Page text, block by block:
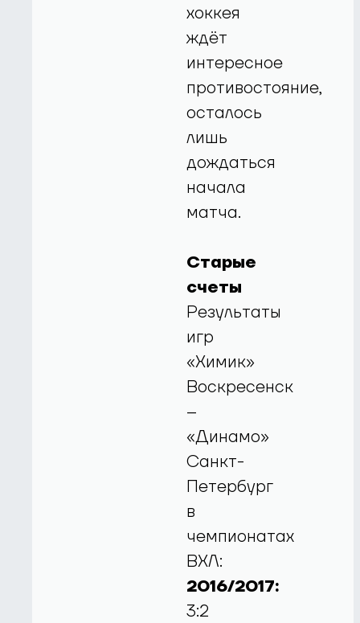
хоккея
ждёт
интересное
противостояние,
осталось
лишь
дождаться
начала
матча.
Старые
счеты
Результаты
игр
«Химик»
Воскресенск
–
«Динамо»
Санкт-
Петербург
в
чемпионатах
ВХЛ:
2016/2017:
3:2